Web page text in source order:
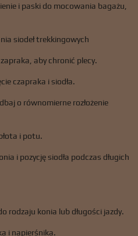
i paski do mocowania bagażu,
siodeł trekkingowych
aby chronić plecy.
czapraka i siodła.
o równomierne rozłożenie
i potu.
i pozycję siodła podczas długich
rodzaju konia lub długości jazdy.
i napierśnika.